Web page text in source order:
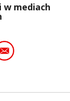
w mediach